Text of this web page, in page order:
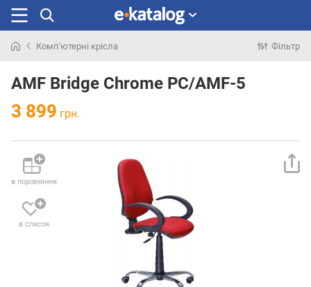
раніше
Комп'ютерні крісла Фільтр
AMF Bridge Chrome PC/AMF-5
3 899 грн.
в порівняння
в список